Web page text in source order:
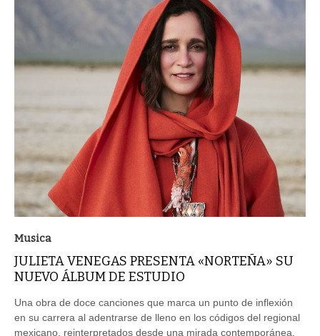
Musica
JULIETA VENEGAS PRESENTA «NORTEÑA» SU
NUEVO ÁLBUM DE ESTUDIO
Una obra de doce canciones que marca un punto de inflexión
en su carrera al adentrarse de lleno en los códigos del regional
mexicano, reinterpretados desde una mirada contemporánea,